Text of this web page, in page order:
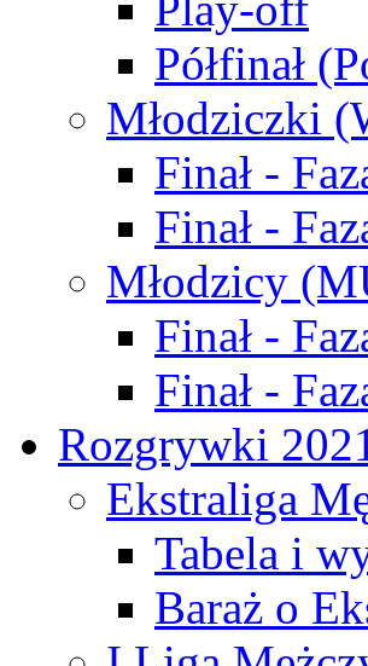
Półfinał
Młodziczki
Finał -
Finał -
Młodzicy
Finał -
Finał -
Rozgrywki
Ekstraliga
Tabela i
Baraż o